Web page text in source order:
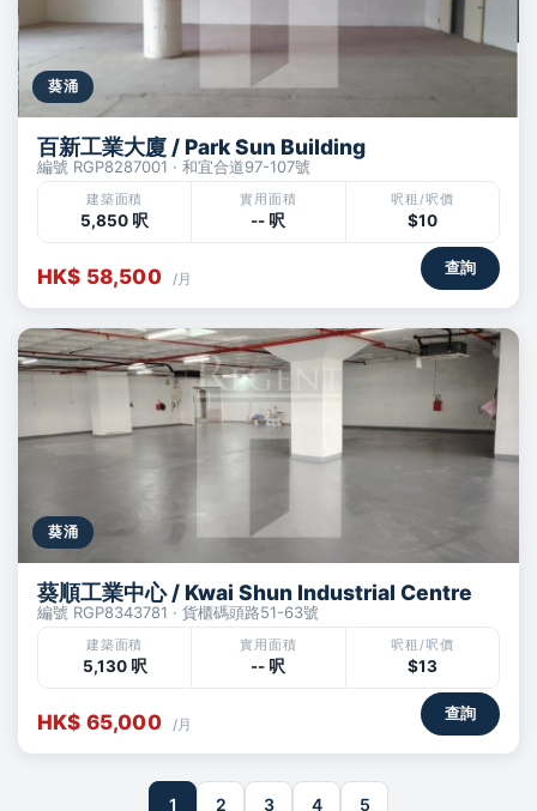
葵涌
百新工業大廈 / Park Sun Building
編號 RGP8287001 · 和宜合道97-107號
建築面積
5,850 呎
實用面積
-- 呎
呎租/呎價
$10
HK$ 58,500 /月
查詢
葵涌
葵順工業中心 / Kwai Shun Industrial Centre
編號 RGP8343781 · 貨櫃碼頭路51-63號
建築面積
5,130 呎
實用面積
-- 呎
呎租/呎價
$13
HK$ 65,000 /月
查詢
1 2 3 4 5